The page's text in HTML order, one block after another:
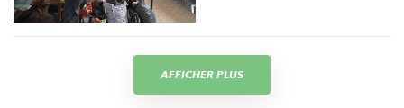
AFFICHER PLUS